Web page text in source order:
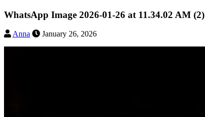
WhatsApp Image 2026-01-26 at 11.34.02 AM (2)
Anna January 26, 2026